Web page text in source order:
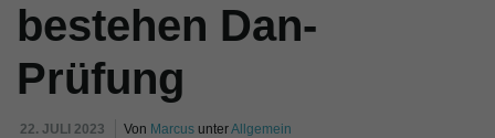
bestehen Dan-
Prüfung
22. JULI 2023 Von Marcus unterAllgemein